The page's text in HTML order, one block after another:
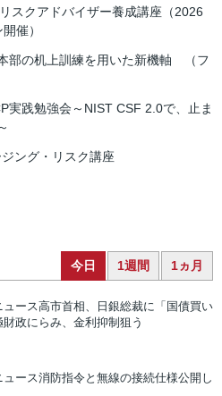
スクアドバイザー養成講座（2026
催）
部の机上訓練を用いた新機軸 （フ
実践勉強会～NIST CSF 2.0で、止ま
ング・リスク講座
今日 1週間 1ヵ月
ュース高市首相、日銀総裁に「国債買い
政にらみ、金利抑制狙う
ュース消防指令と無線の接続仕様公開し